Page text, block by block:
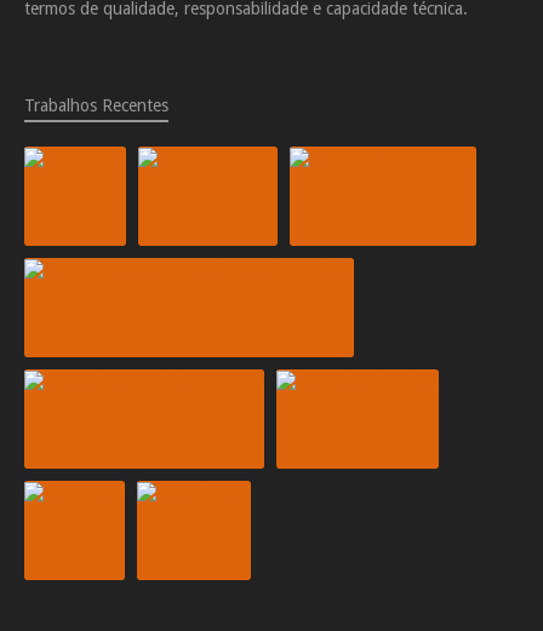
termos de qualidade, responsabilidade e capacidade técnica.
Trabalhos Recentes